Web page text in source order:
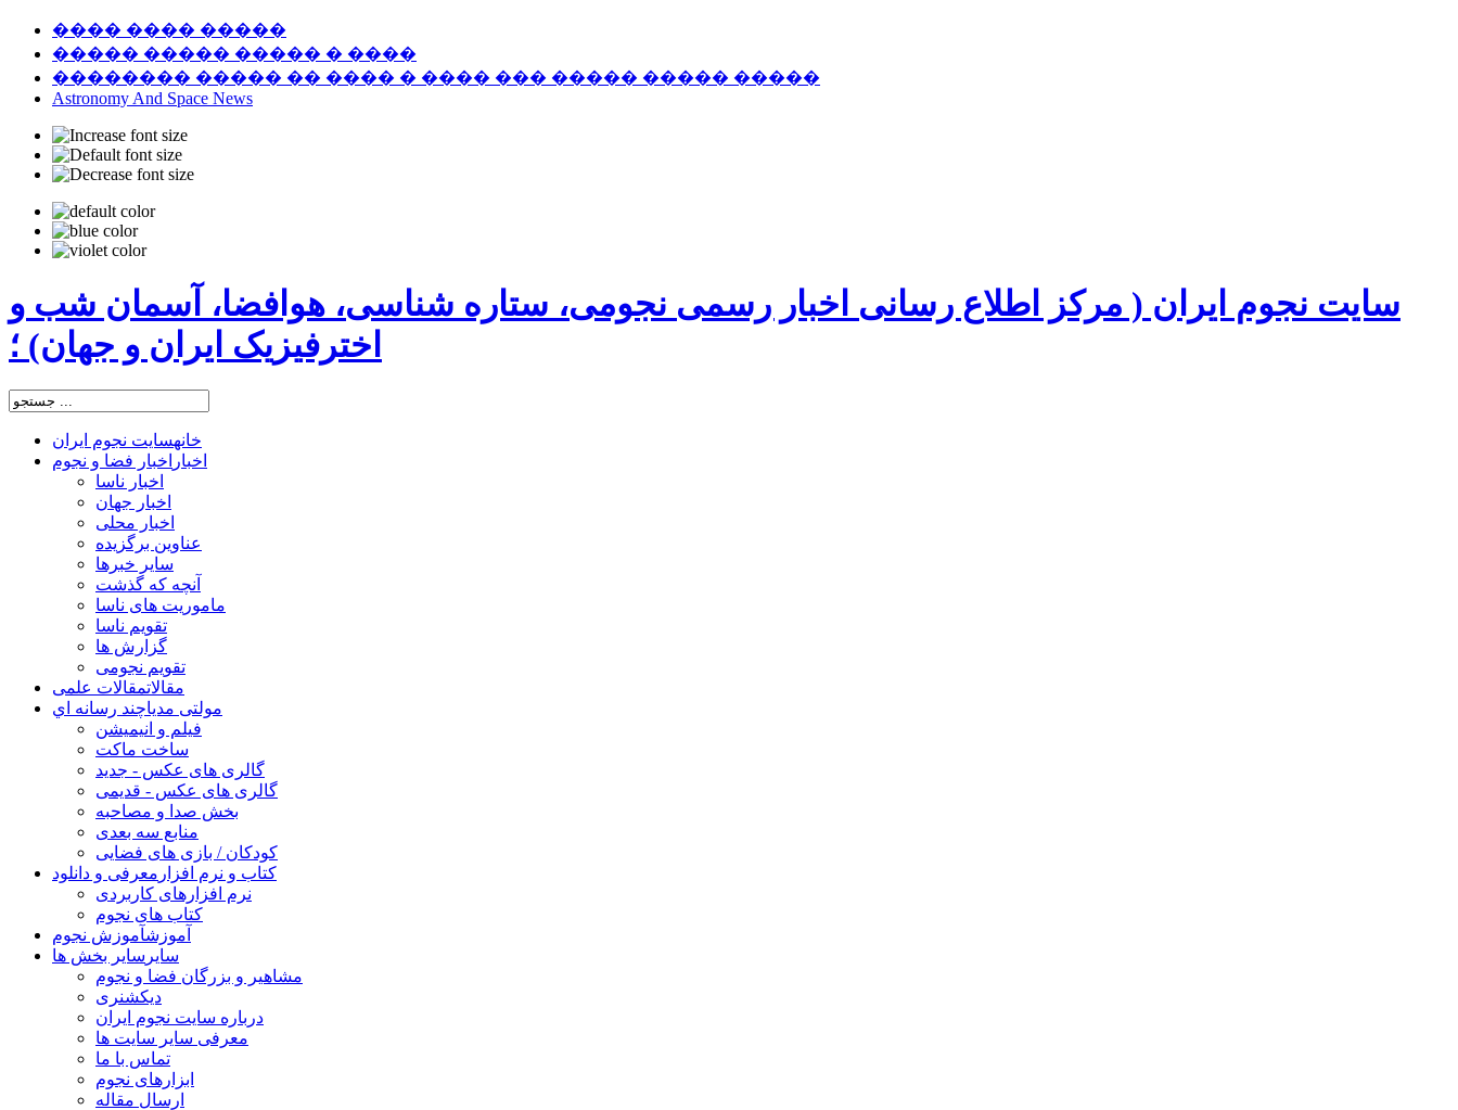
���� ���� �����
����� ����� ����� � ����
�������� ����� �� ���� � ���� ��� ����� ����� �����
Astronomy And Space News
سایت نجوم ایران ( مرکز اطلاع رسانی اخبار رسمی نجومی، ستاره شناسی، هوافضا، آسمان شب و
اخترفیزیک ایران و جهان) ؛
خانهسایت نجوم ایران
اخبار اخبار فضا و نجوم
اخبار ناسا
اخبار جهان
اخبار محلی
عناوین برگزیده
سایر خبرها
آنچه که گذشت
ماموریت های ناسا
تقویم ناسا
گزارش ها
تقویم نجومی
مقالاتمقالات علمی
مولتی مدیاچند رسانه اي
فیلم و انیمیشن
ساخت ماکت
گالری های عکس - جدید
گالری های عکس - قدیمی
بخش صدا و مصاحبه
منابع سه بعدی
کودکان / بازی های فضایی
کتاب و نرم افزار معرفی و دانلود
نرم افزارهای کاربردی
کتاب های نجوم
آموزشآموزش نجوم
سایر سایر بخش ها
مشاهیر و بزرگان فضا و نجوم
دیکشنری
درباره سایت نجوم ایران
معرفی سایر سایت ها
تماس با ما
ابزارهای نجوم
ارسال مقاله